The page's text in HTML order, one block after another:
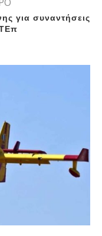
για συναντήσεις